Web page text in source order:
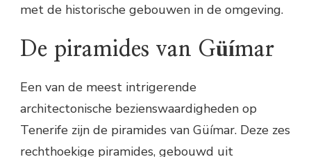
met de historische gebouwen in de omgeving.
De piramides van Güímar
Een van de meest intrigerende
architectonische bezienswaardigheden op
Tenerife zijn de piramides van Güímar. Deze zes
rechthoekige piramides, gebouwd uit